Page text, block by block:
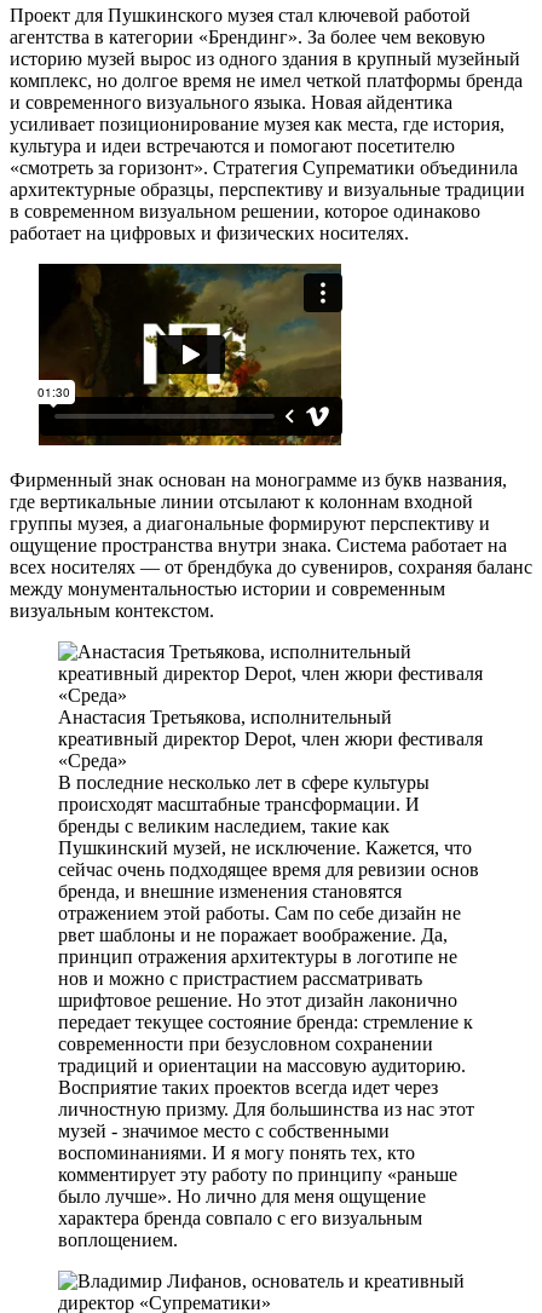
Проект для Пушкинского музея стал ключевой работой
агентства в категории «Брендинг». За более чем вековую
историю музей вырос из одного здания в крупный музейный
комплекс, но долгое время не имел четкой платформы бренда
и современного визуального языка. Новая айдентика
усиливает позиционирование музея как места, где история,
культура и идеи встречаются и помогают посетителю
«смотреть за горизонт». Стратегия Супрематики объединила
архитектурные образцы, перспективу и визуальные традиции
в современном визуальном решении, которое одинаково
работает на цифровых и физических носителях.
Фирменный знак основан на монограмме из букв названия,
где вертикальные линии отсылают к колоннам входной
группы музея, а диагональные формируют перспективу и
ощущение пространства внутри знака. Система работает на
всех носителях — от брендбука до сувениров, сохраняя баланс
между монументальностью истории и современным
визуальным контекстом.
Анастасия Третьякова, исполнительный
креативный директор Depot, член жюри фестиваля
«Среда»
В последние несколько лет в сфере культуры
происходят масштабные трансформации. И
бренды с великим наследием, такие как
Пушкинский музей, не исключение. Кажется, что
сейчас очень подходящее время для ревизии основ
бренда, и внешние изменения становятся
отражением этой работы. Сам по себе дизайн не
рвет шаблоны и не поражает воображение. Да,
принцип отражения архитектуры в логотипе не
нов и можно с пристрастием рассматривать
шрифтовое решение. Но этот дизайн лаконично
передает текущее состояние бренда: стремление к
современности при безусловном сохранении
традиций и ориентации на массовую аудиторию.
Восприятие таких проектов всегда идет через
личностную призму. Для большинства из нас этот
музей - значимое место с собственными
воспоминаниями. И я могу понять тех, кто
комментирует эту работу по принципу «раньше
было лучше». Но лично для меня ощущение
характера бренда совпало с его визуальным
воплощением.